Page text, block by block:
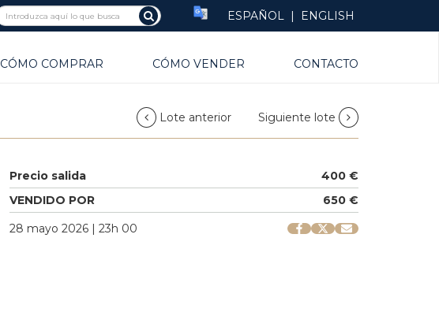
ESPAÑOL | ENGLISH
CÓMO COMPRAR CÓMO VENDER CONTACTO
Lote anterior Siguiente lote
Precio salida
400 €
VENDIDO POR
650 €
28 mayo 2026 | 23h 00